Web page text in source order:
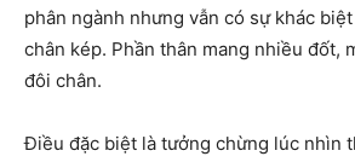
phân ngành nhưng vẫn có sự khác
chân kép. Phần thân mang nhiều đốt,
đôi chân.
Điều đặc biệt là tưởng chừng lúc nhìn